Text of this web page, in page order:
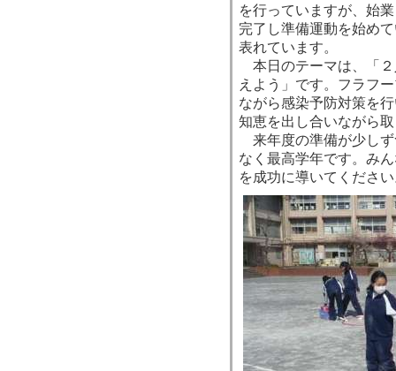
を行っていますが、始
完了し準備運動を始め
表れています。
本日のテーマは、「２
えよう」です。フラフ
ながら感染予防対策を
知恵を出し合いながら
来年度の準備が少しず
なく最高学年です。み
を成功に導いてくださ